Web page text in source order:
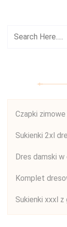
Czapki
Sukienki 2xl
Dres damski
Komplet
Sukienki xxxl z